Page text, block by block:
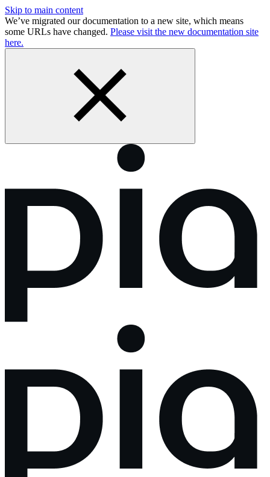
Skip to main content
We’ve migrated our documentation to a new site, which means
some URLs have changed. Please visit the new documentation site
here.